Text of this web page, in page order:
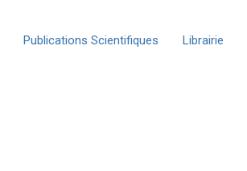
Publications Scientifiques Librairie